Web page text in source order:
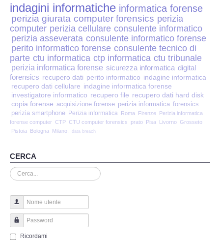
Perizia Stalking
Perizia Cyber Bullismo
Incarichi CTU e CTP
Perizia Centralini PBX e VOIP
Perizia Estimo
Perizia Documento informatico
Perizia Cloud
Perizia E-mail
Perizia Truffa Banca e Online
Perizia Dash Cam
indagini informatiche informatica forense
perizia giurata computer forensics perizia
computer perizia cellulare consulente informatico
perizia asseverata consulente informatico forense
perito informatico forense consulente tecnico di
parte ctu informatica ctp informatica ctu tribunale
perizia informatica forense sicurezza informatica digital
forensics recupero dati perito informatico indagine informatica
recupero dati cellulare indagine informatica forense
investigatore informatico recupero file recupero dati hard disk
copia forense acquisizione forense perizia informatica forensics
perizia smartphone Perizia informatica Roma Firenze Perizia informatica
forense computer CTP CTU computer forensics prato Pisa Livorno Grosseto
Pistoia
Bologna Milano. data breach
CERCA
Cerca...
Nome utente
Password
Ricordami